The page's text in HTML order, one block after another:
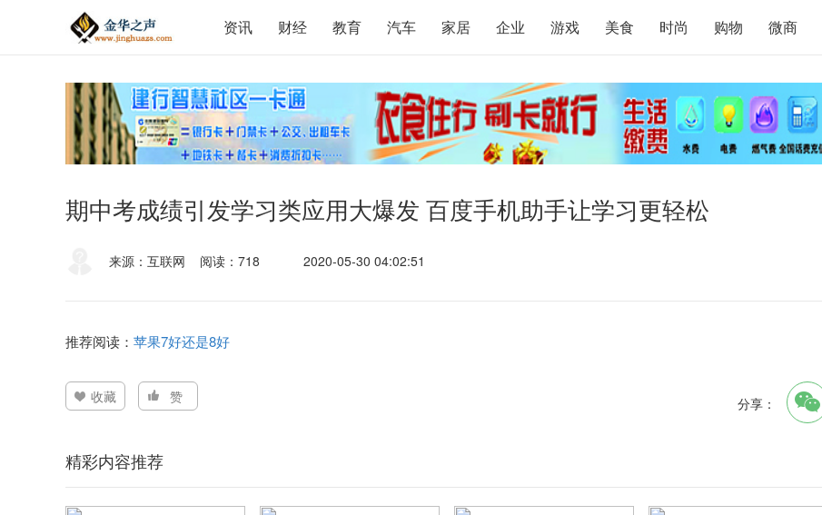
资讯 财经 教育 汽车 家居 企业 游戏 美食 时尚 购物 微商
期中考成绩引发学习类应用大爆发 百度手机助手让学习更轻松
来源：互联网 阅读：718 2020-05-30 04:02:51
推荐阅读： 苹果7好还是8好
收藏 赞 分享：
精彩内容推荐